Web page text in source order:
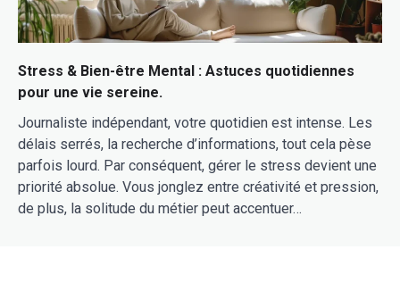
Stress & Bien-être Mental : Astuces quotidiennes
pour une vie sereine.
Journaliste indépendant, votre quotidien est intense. Les
délais serrés, la recherche d’informations, tout cela pèse
parfois lourd. Par conséquent, gérer le stress devient une
priorité absolue. Vous jonglez entre créativité et pression,
de plus, la solitude du métier peut accentuer…